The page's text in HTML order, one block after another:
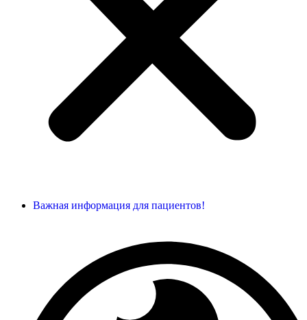
Важная информация для пациентов!